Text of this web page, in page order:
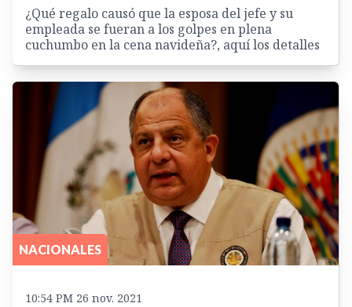
¿Qué regalo causó que la esposa del jefe y su
empleada se fueran a los golpes en plena
cuchumbo en la cena navideña?, aquí los detalles
NACIONALES
10:54 PM 26 nov. 2021